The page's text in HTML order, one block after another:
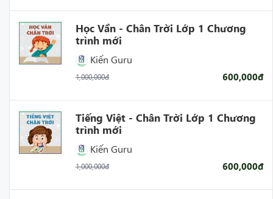
Học Vần - Chân Trời Lớp 1 Chương
trình mới
Kiến Guru
1,000,000đ 600,000đ
Tiếng Việt - Chân Trời Lớp 1 Chương
trình mới
Kiến Guru
1,000,000đ 600,000đ